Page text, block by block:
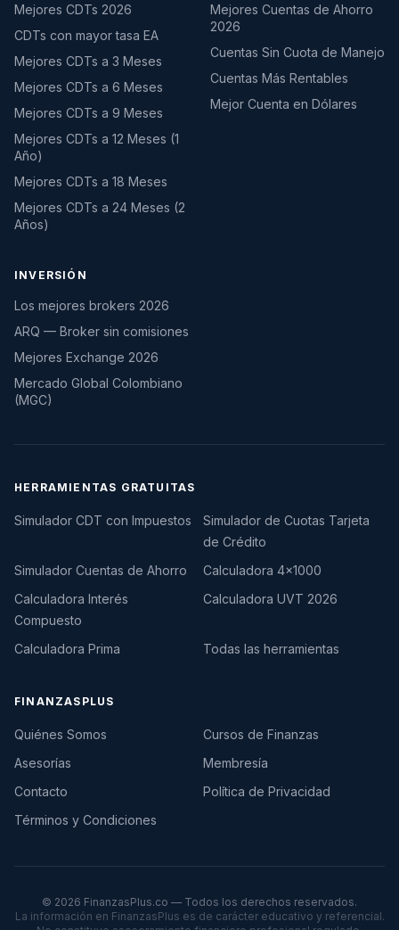
Mejores CDTs 2026
CDTs con mayor tasa EA
Mejores CDTs a 3 Meses
Mejores CDTs a 6 Meses
Mejores CDTs a 9 Meses
Mejores CDTs a 12 Meses (1
Año)
Mejores CDTs a 18 Meses
Mejores CDTs a 24 Meses (2
Años)
Mejores Cuentas de Ahorro
2026
Cuentas Sin Cuota de Manejo
Cuentas Más Rentables
Mejor Cuenta en Dólares
INVERSIÓN
Los mejores brokers 2026
ARQ — Broker sin comisiones
Mejores Exchange 2026
Mercado Global Colombiano
(MGC)
HERRAMIENTAS GRATUITAS
Simulador CDT con Impuestos
Simulador de Cuotas Tarjeta
de Crédito
Simulador Cuentas de Ahorro
Calculadora 4×1000
Calculadora Interés
Compuesto
Calculadora UVT 2026
Calculadora Prima Todas las herramientas
FINANZASPLUS
Quiénes Somos
Cursos de Finanzas
Asesorías
Membresía
Contacto
Política de Privacidad
Términos y Condiciones
© 2026 FinanzasPlus.co — Todos los derechos reservados.
La información en FinanzasPlus es de carácter educativo y referencial.